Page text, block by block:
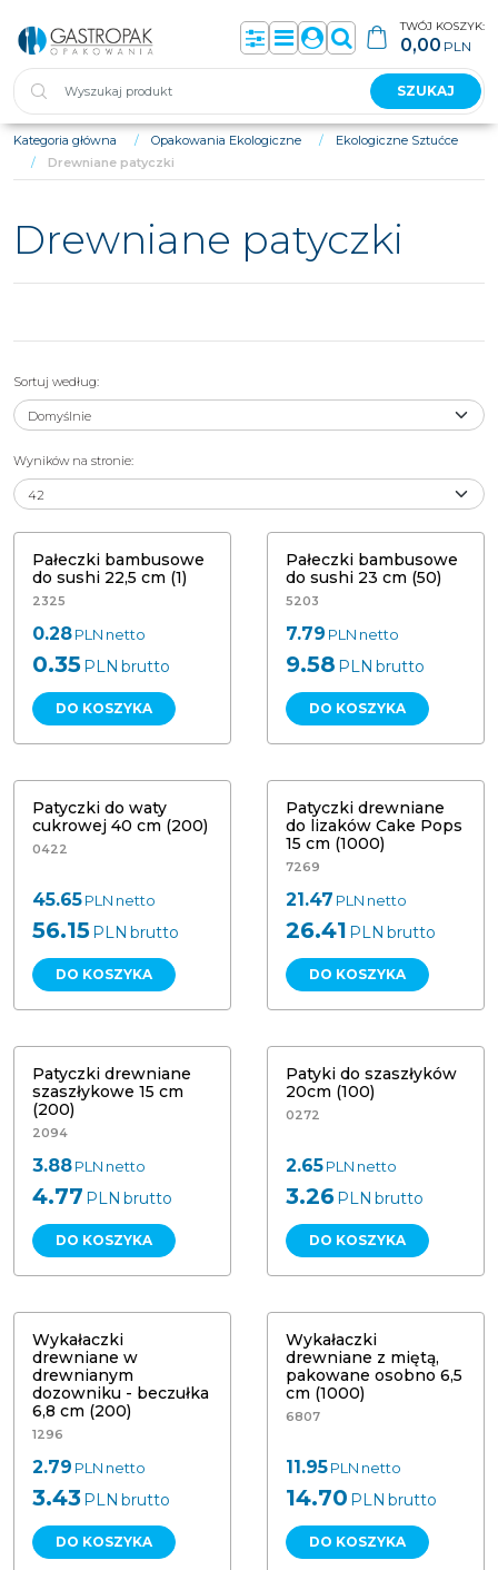
PanelMenuPanelSzukaj
SZUKAJ
TWÓJ KOSZYK:
0,00 PLN
Kategoria główna / Opakowania Ekologiczne /
Ekologiczne Sztućce
/
Drewniane patyczki
Drewniane patyczki
Sortuj według:
Wyników na stronie:
Pałeczki bambusowe do sushi 22,5
cm (1)
Pałeczki bambusowe
do sushi 22,5 cm (1)
2325
0.28PLN netto
0.35PLN brutto
DO KOSZYKA
Pałeczki bambusowe do sushi 23 cm
(50) Papstar 10019
Pałeczki bambusowe
do sushi 23 cm (50)
5203
7.79 PLN netto
9.58 PLN brutto
DO KOSZYKA
Patyczki do waty cukrowej 40 cm
Patyczki do waty
cukrowej 40 cm (200)
0422
45.65PLN netto
56.15PLN brutto
DO KOSZYKA
Patyczki drewniane 15 cm (1000)
Patyczki drewniane
do lizaków Cake Pops
15 cm (1000)
7269
21.47 PLN netto
26.41 PLN brutto
DO KOSZYKA
Patyczki drewniane szaszłykowe 15
Patyczki drewniane
szaszłykowe 15 cm
(200)
2094
3.88PLN netto
4.77 PLN brutto
DO KOSZYKA
Patyki do szaszłyków
20cm (100)
0272
2.65PLN netto
3.26PLN brutto
DO KOSZYKA
Wykałaczki drewniane w
drewnianym dozowniku - beczułka
Wykałaczki
drewniane w
drewnianym
dozowniku - beczułka
6,8 cm (200)
1296
2.79 PLN netto
3.43PLN brutto
DO KOSZYKA
Wykałaczki drewniane z miętą,
pakowane osobno 6,5 cm (1000)
Wykałaczki
drewniane z miętą,
pakowane osobno 6,5
cm (1000)
6807
11.95PLN netto
14.70 PLN brutto
DO KOSZYKA
Wykałaczki drewniane, pojedynczo